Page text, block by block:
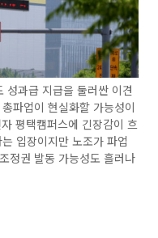
과급 지급을 둘러싼 이견
파업이 현실화할 가능성이
평택캠퍼스에 긴장감이 흐
입장이지만 노조가 파업
정권 발동 가능성도 흘러나